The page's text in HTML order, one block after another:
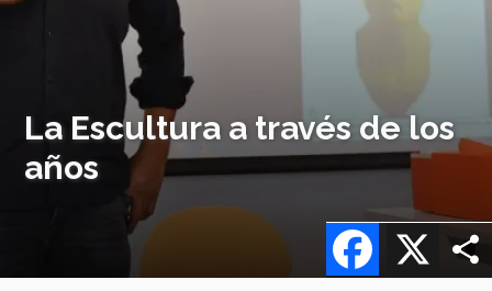
La Escultura a través de los
años
X
Facebook